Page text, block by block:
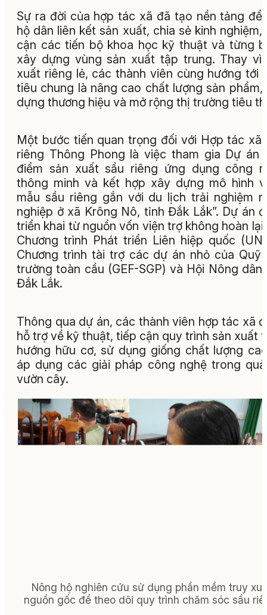
Sự ra đời của hợp tác xã đã tạo nền tảng để
hộ dân liên kết sản xuất, chia sẻ kinh nghiệm,
cận các tiến bộ khoa học kỹ thuật và từng
xây dựng vùng sản xuất tập trung. Thay vì
xuất riêng lẻ, các thành viên cùng hướng tới
tiêu chung là nâng cao chất lượng sản phẩm,
dựng thương hiệu và mở rộng thị trường tiêu
Một bước tiến quan trọng đối với Hợp tác xã
riêng Thông Phong là việc tham gia Dự án
điểm sản xuất sầu riêng ứng dụng công
thông minh và kết hợp xây dựng mô hình
mẫu sầu riêng gắn với du lịch trải nghiệm
nghiệp ở xã Krông Nô, tỉnh Đắk Lắk”. Dự án
triển khai từ nguồn vốn viện trợ không hoàn lại
Chương trình Phát triển Liên hiệp quốc
Chương trình tài trợ các dự án nhỏ của Quỹ
trường toàn cầu (GEF-SGP) và Hội Nông dân
Đắk Lắk.
Thông qua dự án, các thành viên hợp tác xã
hỗ trợ về kỹ thuật, tiếp cận quy trình sản xuất
hướng hữu cơ, sử dụng giống chất lượng
áp dụng các giải pháp công nghệ trong
vườn cây.
Nông hộ nghiên cứu sử dụng phần mềm truy
nguồn gốc để theo dõi quy trình chăm sóc sầu